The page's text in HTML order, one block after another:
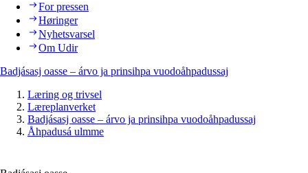
For pressen
Høringer
Nyhetsvarsel
Om Udir
Badjásasj oasse – árvo ja prinsihpa vuodoåhpadussaj
Læring og trivsel
Læreplanverket
Badjásasj oasse – árvo ja prinsihpa vuodoåhpadussaj
Åhpadusá ulmme